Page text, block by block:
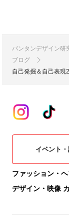
バンタンデザイン研
ブログ
自己発掘＆自己表現
ファッション・
デザイン・映像
イベント